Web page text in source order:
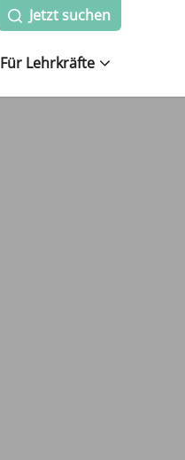
Jetzt suchen
Für Lehrkräfte